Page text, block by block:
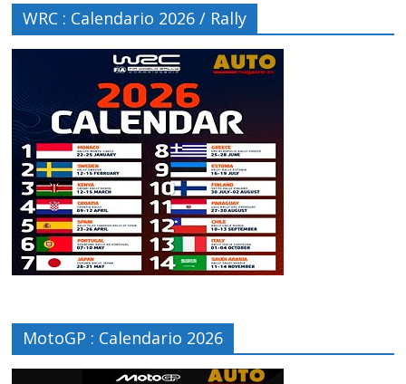
WRC : Calendario 2026 / Rally
MotoGP : Calendario 2026